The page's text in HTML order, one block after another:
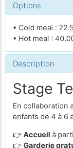
Options
• Cold meal :
• Hot meal :
Description
Stage
En collaboration
enfants de 4 à 6
👉 Accueil à
👉 Garderie